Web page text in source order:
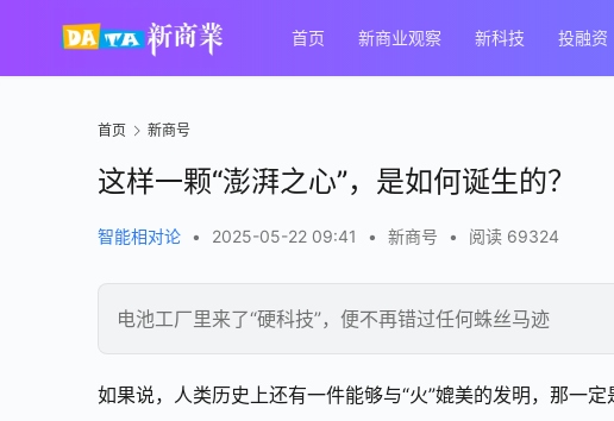
首页 新商业观察 新科技 投融资
首页 新商号
这样一颗“澎湃之心”，是如何诞生的？
智能相对论 • 2025-05-22 09:41 • 新商号 • 阅读 69324
电池工厂里来了“硬科技”，便不再错过任何蛛丝马迹
如果说，人类历史上还有一件能够与“火”媲美的发明，那一定